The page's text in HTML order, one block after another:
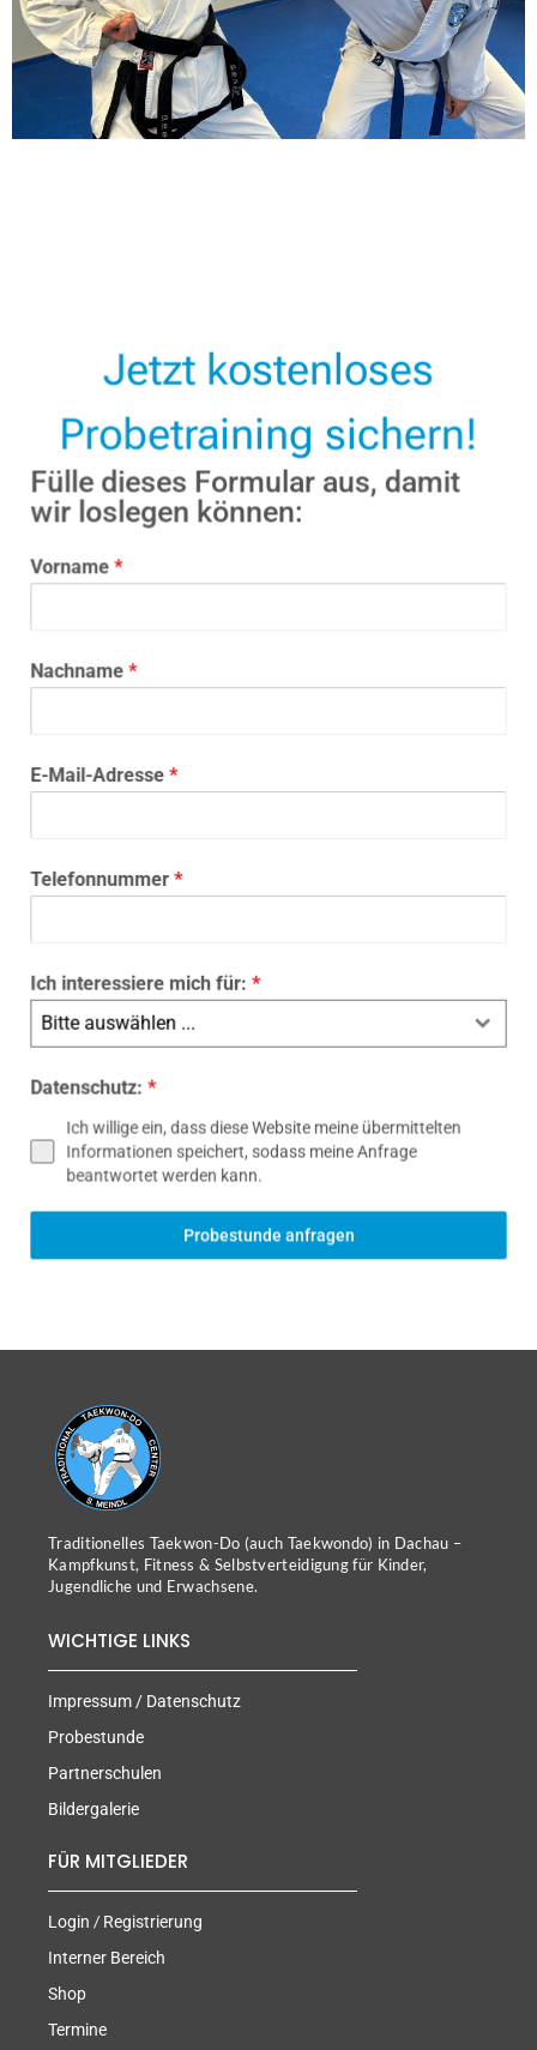
Jetzt kostenloses
Probetraining sichern!
Fülle dieses Formular aus, damit
wir loslegen können:
Vorname *
Nachname *
E-Mail-Adresse *
Telefonnummer *
Ich interessiere mich für: *
Bitte auswählen ...
Datenschutz: *
Ich willige ein, dass diese Website meine übermittelten
Informationen speichert, sodass meine Anfrage
beantwortet werden kann.
Probestunde anfragen
Traditionelles Taekwon-Do (auch Taekwondo) in Dachau –
Kampfkunst, Fitness & Selbstverteidigung für Kinder,
Jugendliche und Erwachsene.
WICHTIGE LINKS
Impressum / Datenschutz
Probestunde
Partnerschulen
Bildergalerie
FÜR MITGLIEDER
Login / Registrierung
Interner Bereich
Shop
Termine